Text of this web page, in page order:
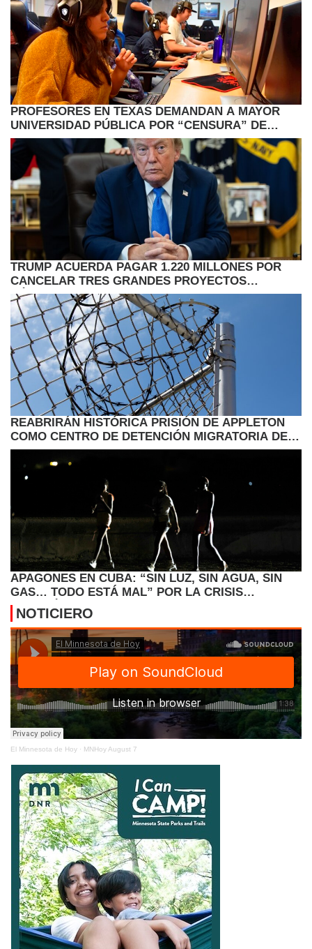
PROFESORES EN TEXAS DEMANDAN A MAYOR
UNIVERSIDAD PÚBLICA POR “CENSURA” DE
TEMAS SOCIALES
TRUMP ACUERDA PAGAR 1.220 MILLONES POR
CANCELAR TRES GRANDES PROYECTOS
EÓLICOS EN EE.UU.
REABRIRÁN HISTÓRICA PRISIÓN DE APPLETON
COMO CENTRO DE DETENCIÓN MIGRATORIA DEL
ICE
APAGONES EN CUBA: “SIN LUZ, SIN AGUA, SIN
GAS… TODO ESTÁ MAL” POR LA CRISIS
ENERGÉTICA
NOTICIERO
El Minnesota de Hoy · MNHoy August 7